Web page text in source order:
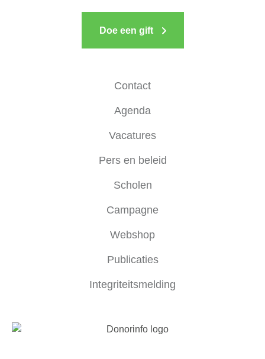
Doe een gift
Contact
Agenda
Vacatures
Pers en beleid
Scholen
Campagne
Webshop
Publicaties
Integriteitsmelding